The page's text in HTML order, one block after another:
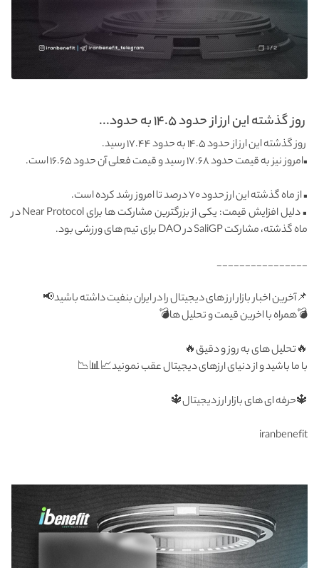
روز گذشته این ارز از حدود ۱۴.۵ به حدود...
روز گذشته این ارز از حدود ۱۴.۵ به حدود ۱۷.۴۴ رسید.
▪️امروز نیز به قیمت حدود ۱۷.۶۸ رسید و قیمت فعلی آن حدود ۱۶.۶۵ است.
▪️ از ماه گذشته این ارز حدود ۷۰ درصد تا امروز رشد کرده است.
▪️ دلیل افزایش قیمت: یکی از بزرگترین مشارکت ها برای Near Protocol در
ماه گذشته، مشارکت SaliGP در DAO برای تیم های ورزشی بود.
________________
📌آخرین اخبار بازار ارز های دیجیتال را در ایران بنفیت داشته باشید📢
💣همراه با اخرین قیمت و تحلیل ها💣
🔥تحلیل های به روز و دقیق🔥
با ما باشید و از دنیای ارزهای دیجیتال عقب نمونید📈📊📉
🔱حرفه ای های بازار ارز دیجیتال🔱
iranbenefit